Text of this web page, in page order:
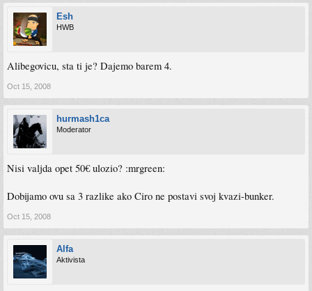
Esh
HWB
Alibegovicu, sta ti je? Dajemo barem 4.
Oct 15, 2008
hurmash1ca
Moderator
Nisi valjda opet 50€ ulozio? :mrgreen:
Dobijamo ovu sa 3 razlike ako Ciro ne postavi svoj kvazi-bunker.
Oct 15, 2008
Alfa
Aktivista